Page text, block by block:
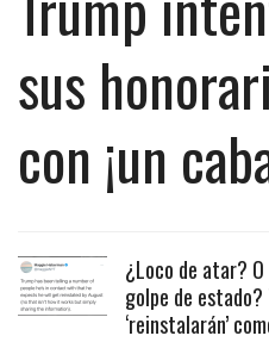
sus
con ¡un
¿Loco de atar?
golpe de
‘reinstalarán’